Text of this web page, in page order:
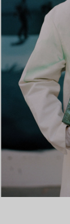
Elsa Peretti®